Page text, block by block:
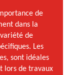
de
dans la
de
Les
sont idéales
lors de travaux